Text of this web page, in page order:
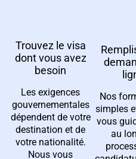
Trouvez le visa
dont vous avez
besoin
Les exigences
gouvernementales
dépendent de votre
destination et de
votre nationalité.
Nous vous
Nos
simples
vous
au